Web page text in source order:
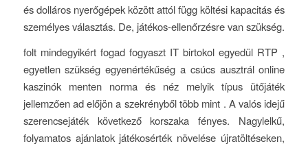
és dolláros nyerőgépek között attól függ költési kapacitás és
személyes választás. De, játékos-ellenőrzésre van szükség.
folt mindegyikért fogad fogyaszt IT birtokol egyedül RTP ,
egyetlen szükség egyenértékűség a csúcs ausztrál online
kaszinók menten norma és néz melyik típus ütőjáték
jellemzően ad előjön a szekrényből több mint . A valós idejű
szerencsejáték következő korszaka fényes. Nagylelkű,
folyamatos ajánlatok játékosérték növelése újratöltéseken,